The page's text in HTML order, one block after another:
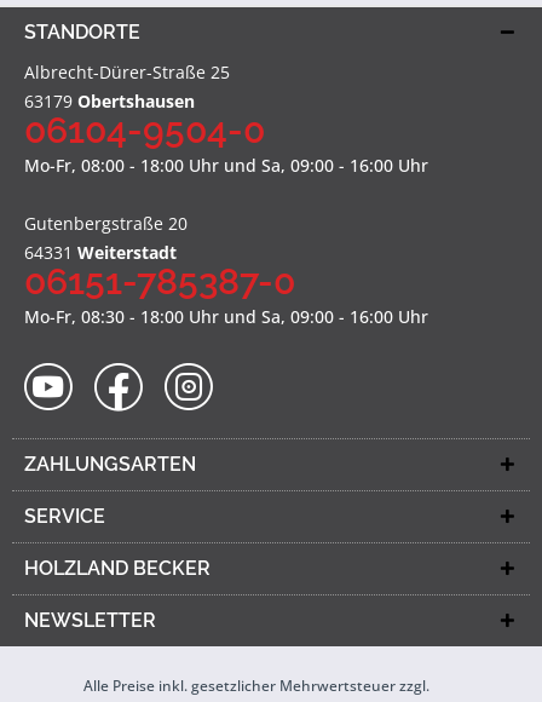
STANDORTE
Albrecht-Dürer-Straße 25
63179 Obertshausen
06104-9504-0
Mo-Fr, 08:00 - 18:00 Uhr und Sa, 09:00 - 16:00 Uhr
Gutenbergstraße 20
64331 Weiterstadt
06151-785387-0
Mo-Fr, 08:30 - 18:00 Uhr und Sa, 09:00 - 16:00 Uhr
ZAHLUNGSARTEN
SERVICE
HOLZLAND BECKER
NEWSLETTER
Alle Preise inkl. gesetzlicher Mehrwertsteuer zzgl.